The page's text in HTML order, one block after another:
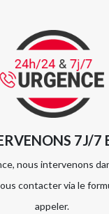
7J/7
nous intervenons
contacter via le
appeler.